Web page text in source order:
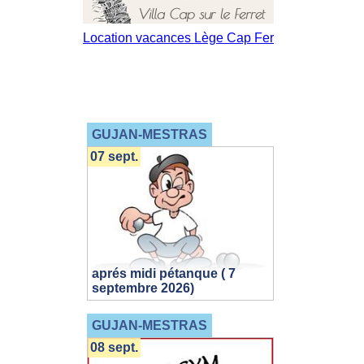
GUJAN-MESTRAS
aprés midi pétanque ( 7
septembre 2026)
07 sept.
GUJAN-MESTRAS
08 sept.